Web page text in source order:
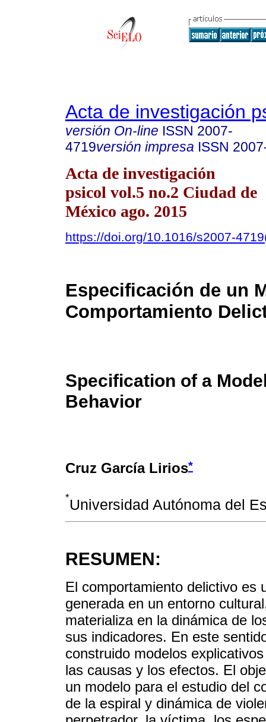
Acta de investigación
versión On-line ISSN 2007-
4719versión impresa ISSN
Acta de investigación
psicol vol.5 no.2 Ciudad de
México ago. 2015
https://doi.org/10.1016/s2007-
Especificación de un
Comportamiento
Specification of a
Behavior
Cruz García Lirios*
*Universidad Autónoma del
RESUMEN:
El comportamiento delictivo es
generada en un entorno
materializa en la dinámica de
sus indicadores. En este
construido modelos
las causas y los efectos. El
un modelo para el estudio del
de la espiral y dinámica de